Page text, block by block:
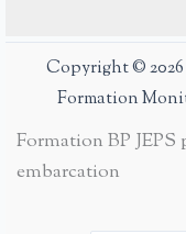
Copyright © 2026
Formation
Formation BP JEPS
embarcation